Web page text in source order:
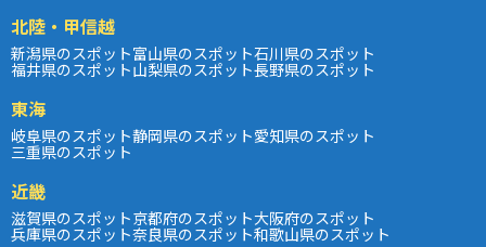
北陸・甲信越
新潟県のスポット富山県のスポット石川県のスポット
福井県のスポット山梨県のスポット長野県のスポット
東海
岐阜県のスポット静岡県のスポット愛知県のスポット
三重県のスポット
近畿
滋賀県のスポット京都府のスポット大阪府のスポット
兵庫県のスポット奈良県のスポット和歌山県のスポット